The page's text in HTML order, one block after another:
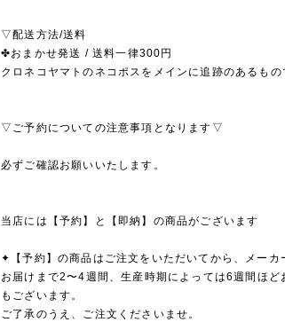
▽配送方法/送料
✤おまかせ発送 / 送料一律300円
クロネコヤマトのネコポスをメインに追跡のあるもの
▽ご予約についての注意事項となります▽
必ずご確認お願いいたします。
当店には【予約】と【即納】の商品がございます
✦【予約】の商品はご注文をいただいてから、メーカ
お届けまで2〜4週間、生産時期によっては6週間ほど
もございます。
ご了承のうえ、ご注文くださいませ。